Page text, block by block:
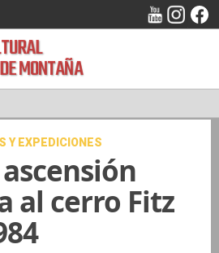
MONTAÑA
Y EXPEDICIONES
al cerro Fitz